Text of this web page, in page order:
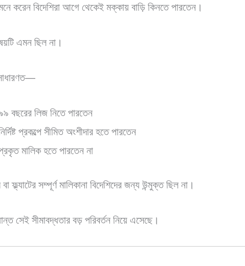
করেন বিদেশিরা আগে থেকেই মক্কায় বাড়ি কিনতে পারতেন।
এমন ছিল না।
বছরের লিজ নিতে পারতেন
প্রকল্পে সীমিত অংশীদার হতে পারতেন
মালিক হতে পারতেন না
ফ্ল্যাটের সম্পূর্ণ মালিকানা বিদেশিদের জন্য উন্মুক্ত ছিল না।
সেই সীমাবদ্ধতার বড় পরিবর্তন নিয়ে এসেছে।